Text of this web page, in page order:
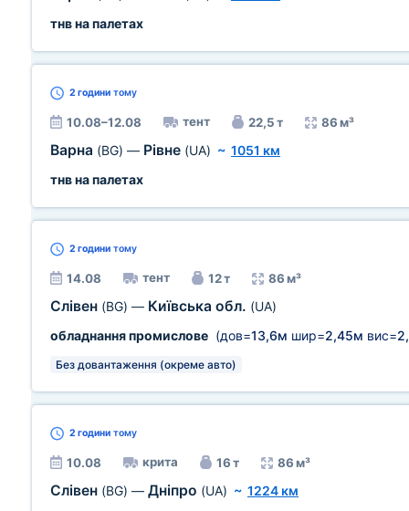
тнв на палетах
2 години тому
10.08–12.08 тент 22,5 т 86 м³
Варна (BG) — Рівне (UA) ~ 1051 км
тнв на палетах
2 години тому
14.08 тент 12 т 86 м³
Слівен (BG) — Київська обл. (UA)
обладнання промислове (дов=13,6м шир=2,45м вис=
Без довантаження (окреме авто)
2 години тому
10.08 крита 16 т 86 м³
Слівен (BG) — Дніпро (UA) ~ 1224 км